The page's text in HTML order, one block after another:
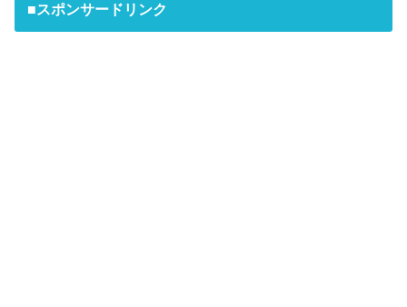
■スポンサードリンク